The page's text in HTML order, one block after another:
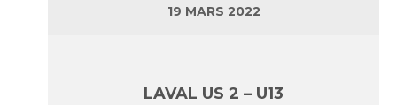
19 MARS 2022
LAVAL US 2 – U13